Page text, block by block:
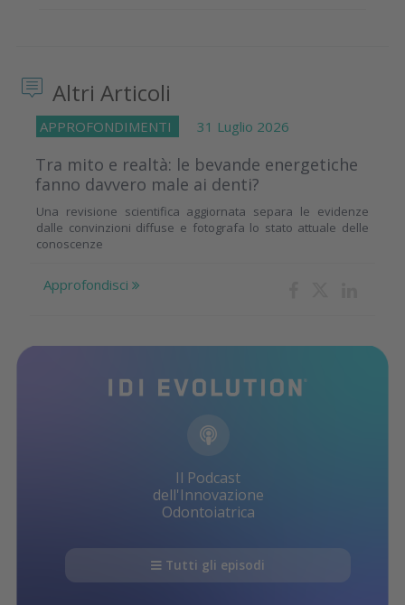
Altri Articoli
APPROFONDIMENTI 31 Luglio 2026
Tra mito e realtà: le bevande energetiche
fanno davvero male ai denti?
Una revisione scientifica aggiornata separa le evidenze
dalle convinzioni diffuse e fotografa lo stato attuale delle
conoscenze
Approfondisci
Il Podcast
dell'Innovazione
Odontoiatrica
Tutti gli episodi